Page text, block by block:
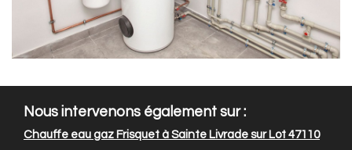
Nous intervenons également sur :
Chauffe eau gaz Frisquet à Sainte Livrade sur Lot 47110